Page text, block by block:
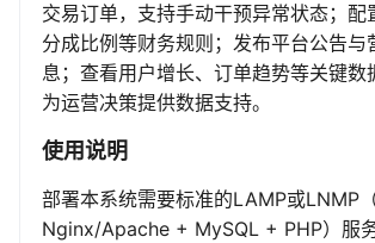
交易订单，支持手动干预异常状态；配
分成比例等财务规则；发布平台公告与
息；查看用户增长、订单趋势等关键数
为运营决策提供数据支持。
使用说明
部署本系统需要标准的LAMP或LNMP
Nginx/Apache + MySQL + PHP）服